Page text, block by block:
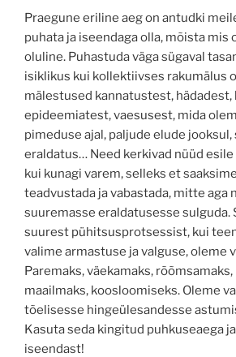
Praegune eriline aeg on antudki
puhata ja iseendaga olla, mõista mis
oluline. Puhastuda väga sügaval
isiklikus kui kollektiivses rakumälus
mälestused kannatustest,
epideemiatest, vaesusest, mida
pimeduse ajal, paljude elude
eraldatus… Need kerkivad nüüd
kui kunagi varem, selleks et
teadvustada ja vabastada, mitte aga
suuremasse eraldatusesse sulguda.
suurest pühitsusprotsessist, kui
valime armastuse ja valguse, oleme
Paremaks, väekamaks,
maailmaks, koosloomiseks. Oleme
tõelisesse hingeülesandesse
Kasuta seda kingitud puhkuseaega
iseendast!